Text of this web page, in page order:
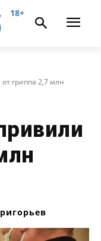
18+
гриппа 2,7 млн